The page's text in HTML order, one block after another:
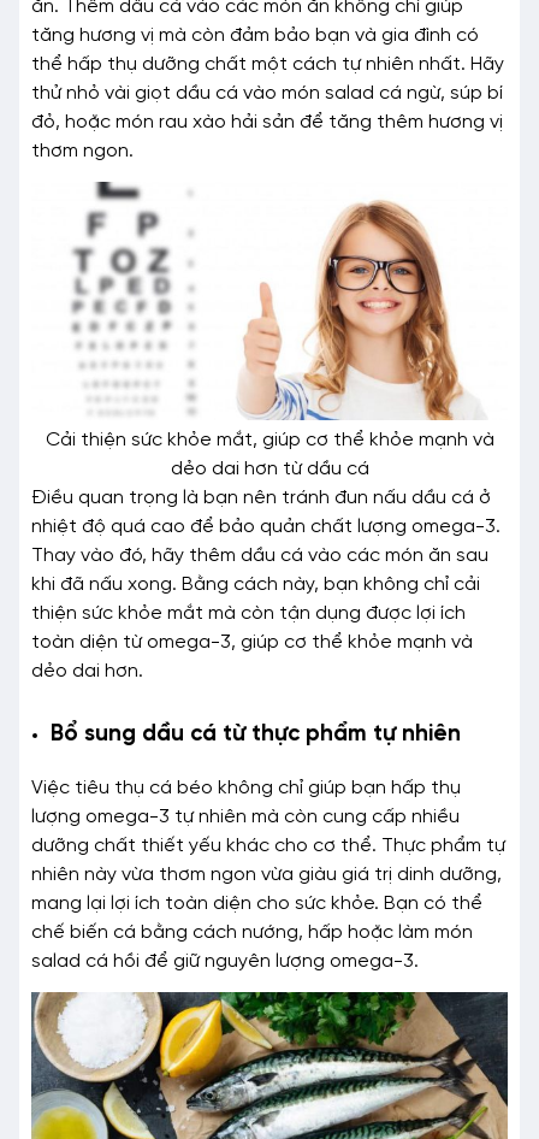
ăn. Thêm dầu cá vào các món ăn không chỉ giúp
tăng hương vị mà còn đảm bảo bạn và gia đình có
thể hấp thụ dưỡng chất một cách tự nhiên nhất. Hãy
thử nhỏ vài giọt dầu cá vào món salad cá ngừ, súp bí
đỏ, hoặc món rau xào hải sản để tăng thêm hương vị
thơm ngon.
Cải thiện sức khỏe mắt, giúp cơ thể khỏe mạnh và
dẻo dai hơn từ dầu cá
Điều quan trọng là bạn nên tránh đun nấu dầu cá ở
nhiệt độ quá cao để bảo quản chất lượng omega-3.
Thay vào đó, hãy thêm dầu cá vào các món ăn sau
khi đã nấu xong. Bằng cách này, bạn không chỉ cải
thiện sức khỏe mắt mà còn tận dụng được lợi ích
toàn diện từ omega-3, giúp cơ thể khỏe mạnh và
dẻo dai hơn.
Bổ sung dầu cá từ thực phẩm tự nhiên
Việc tiêu thụ cá béo không chỉ giúp bạn hấp thụ
lượng omega-3 tự nhiên mà còn cung cấp nhiều
dưỡng chất thiết yếu khác cho cơ thể. Thực phẩm tự
nhiên này vừa thơm ngon vừa giàu giá trị dinh dưỡng,
mang lại lợi ích toàn diện cho sức khỏe. Bạn có thể
chế biến cá bằng cách nướng, hấp hoặc làm món
salad cá hồi để giữ nguyên lượng omega-3.